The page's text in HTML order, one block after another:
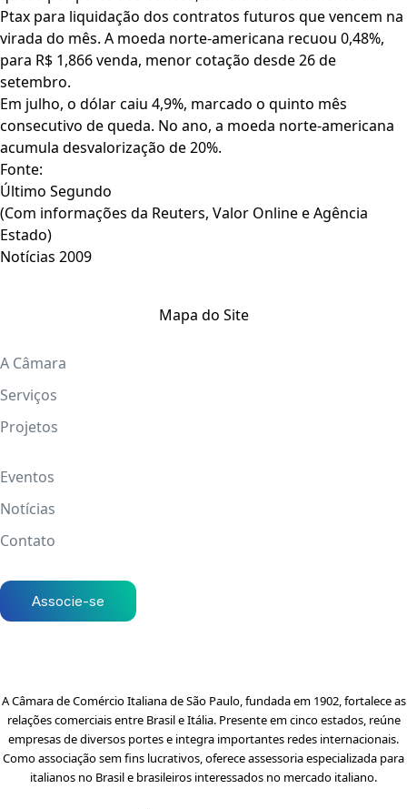
Ptax para liquidação dos contratos futuros que vencem na
virada do mês. A moeda norte-americana recuou 0,48%,
para R$ 1,866 venda, menor cotação desde 26 de
setembro.
Em julho, o dólar caiu 4,9%, marcado o quinto mês
consecutivo de queda. No ano, a moeda norte-americana
acumula desvalorização de 20%.
Fonte:
Último Segundo
(Com informações da Reuters, Valor Online e Agência
Estado)
Notícias 2009
Mapa do Site
A Câmara
Serviços
Projetos
Eventos
Notícias
Contato
Associe-se
A Câmara de Comércio Italiana de São Paulo, fundada em 1902, fortalece as
relações comerciais entre Brasil e Itália. Presente em cinco estados, reúne
empresas de diversos portes e integra importantes redes internacionais.
Como associação sem fins lucrativos, oferece assessoria especializada para
italianos no Brasil e brasileiros interessados no mercado italiano.